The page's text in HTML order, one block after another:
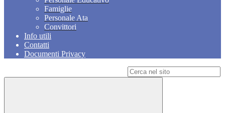
Famiglie
Personale Ata
Convittori
Info utili
Contatti
Documenti Privacy